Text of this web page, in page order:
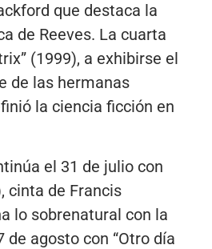
que destaca la
de Reeves. La cuarta
(1999), a exhibirse el
de las hermanas
la ciencia ficción en
el 31 de julio con
cinta de Francis
lo sobrenatural con la
de agosto con “Otro día